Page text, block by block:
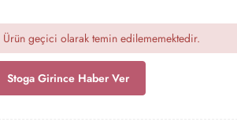
Ürün geçici olarak temin edilememektedir.
Stoga Girince Haber Ver